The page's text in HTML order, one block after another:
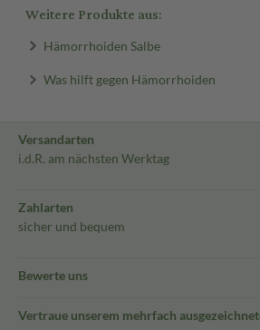
Weitere Produkte aus:
Hämorrhoiden Salbe
Was hilft gegen Hämorrhoiden
Versandarten
i.d.R. am nächsten Werktag
Zahlarten
sicher und bequem
Bewerte uns
Vertraue unserem mehrfach